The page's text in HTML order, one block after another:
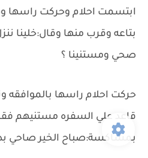
ابتسمت احلام وحركت راسها
بتاعه وقرب منها وقال:خلينا
صحي ومستنينا ؟
حركت احلام راسها بالموافقه
قاعد علي السفره مستنيهم
بمشاكسة:صباح الخير صاحي